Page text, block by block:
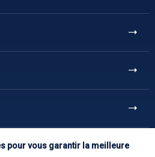
pour vous garantir la meilleure